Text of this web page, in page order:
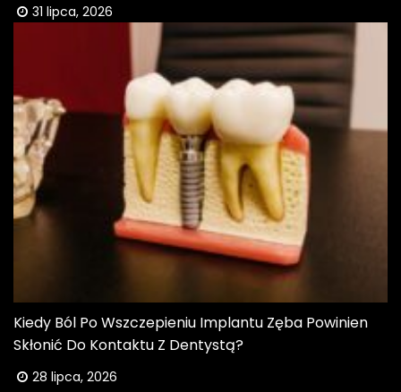
31 lipca, 2026
Kiedy Ból Po Wszczepieniu Implantu Zęba Powinien
Skłonić Do Kontaktu Z Dentystą?
28 lipca, 2026